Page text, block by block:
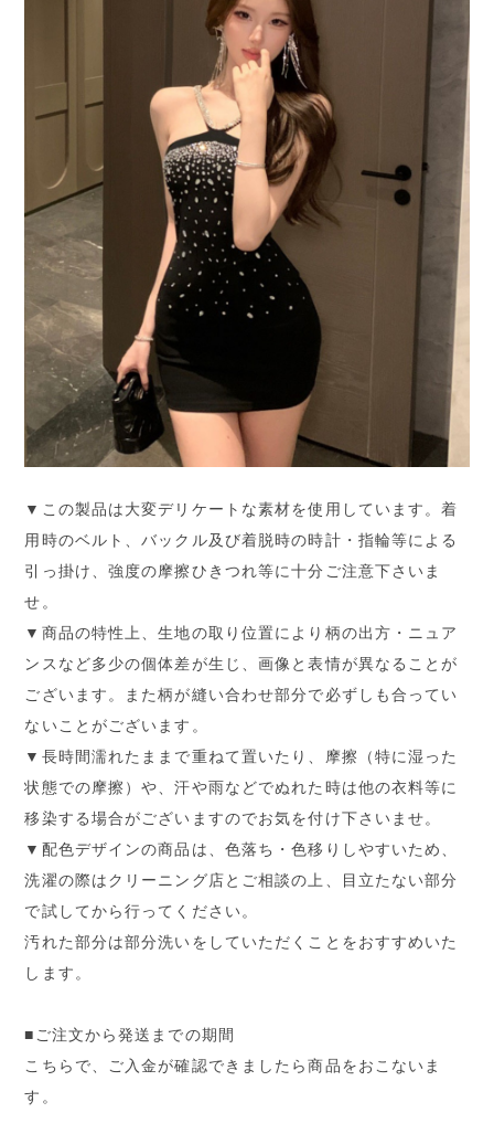
▼この製品は大変デリケートな素材を使用しています。着
用時のベルト、バックル及び着脱時の時計・指輪等による
引っ掛け、強度の摩擦ひきつれ等に十分ご注意下さいま
せ。
▼商品の特性上、生地の取り位置により柄の出方・ニュア
ンスなど多少の個体差が生じ、画像と表情が異なることが
ございます。また柄が縫い合わせ部分で必ずしも合ってい
ないことがございます。
▼長時間濡れたままで重ねて置いたり、摩擦（特に湿った
状態での摩擦）や、汗や雨などでぬれた時は他の衣料等に
移染する場合がございますのでお気を付け下さいませ。
▼配色デザインの商品は、色落ち・色移りしやすいため、
洗濯の際はクリーニング店とご相談の上、目立たない部分
で試してから行ってください。
汚れた部分は部分洗いをしていただくことをおすすめいた
します。
■ご注文から発送までの期間
こちらで、ご入金が確認できましたら商品をおこないま
す。